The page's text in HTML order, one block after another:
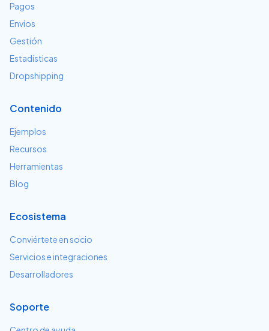
Pagos
Envíos
Gestión
Estadísticas
Dropshipping
Contenido
Ejemplos
Recursos
Herramientas
Blog
Ecosistema
Conviértete en socio
Servicios e integraciones
Desarrolladores
Soporte